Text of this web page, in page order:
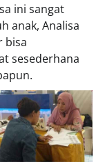
ini sangat
anak, Analisa
bisa
sesederhana